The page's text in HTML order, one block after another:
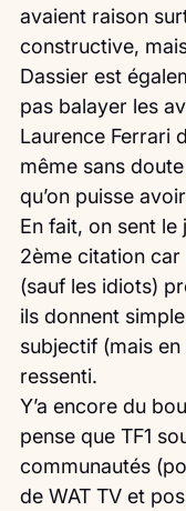
avaient raison
constructive,
Dassier est
pas balayer les
Laurence Ferrari
même sans
qu’on puisse
En fait, on sent
2ème citation car
(sauf les idiots)
ils donnent
subjectif (mais
ressenti.
Y’a encore du
pense que TF1
communautés
de WAT TV et